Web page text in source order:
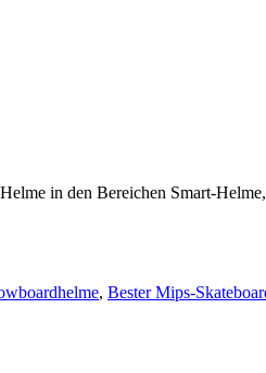
in den Bereichen Smart-
, Bester Mips-